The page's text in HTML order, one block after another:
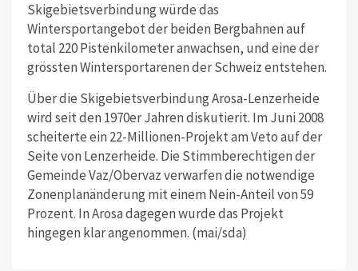
Skigebietsverbindung würde das
Wintersportangebot der beiden Bergbahnen auf
total 220 Pistenkilometer anwachsen, und eine der
grössten Wintersportarenen der Schweiz entstehen.
Über die Skigebietsverbindung Arosa-Lenzerheide
wird seit den 1970er Jahren diskutierit. Im Juni 2008
scheiterte ein 22-Millionen-Projekt am Veto auf der
Seite von Lenzerheide. Die Stimmberechtigen der
Gemeinde Vaz/Obervaz verwarfen die notwendige
Zonenplanänderung mit einem Nein-Anteil von 59
Prozent. In Arosa dagegen wurde das Projekt
hingegen klar angenommen. (mai/sda)